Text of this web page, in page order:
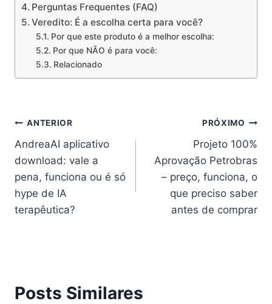
Perguntas Frequentes (FAQ)
Veredito: É a escolha certa para você?
Por que este produto é a melhor escolha:
Por que NÃO é para você:
Relacionado
Navegação
de
Post
ANTERIOR
AndreaAI aplicativo
download: vale a
pena, funciona ou é só
hype de IA
terapêutica?
PRÓXIMO
Projeto 100%
Aprovação Petrobras
– preço, funciona, o
que preciso saber
antes de comprar
Posts Similares